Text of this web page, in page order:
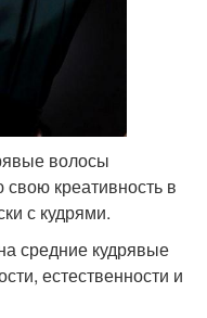
волосы
креативность в
с кудрями.
средние кудрявые
естественности и